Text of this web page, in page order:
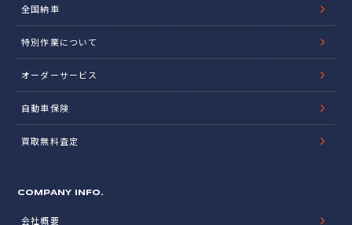
全国納車
特別作業について
オーダーサービス
自動車保険
買取無料査定
COMPANY INFO.
会社概要